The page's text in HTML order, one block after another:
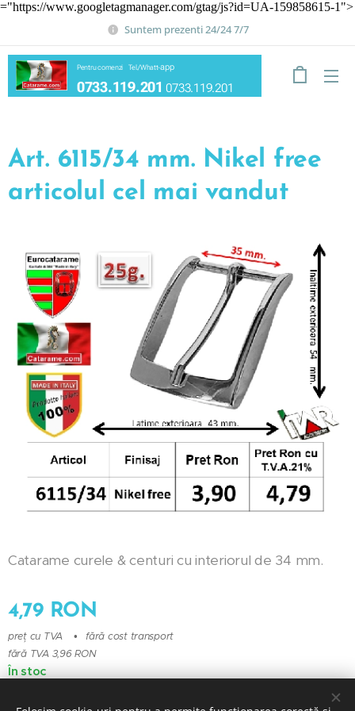
="https://www.googletagmanager.com/gtag/js?id=UA-159858615-1">
Suntem prezenti 24/24 7/7
Pentru comenzi Tel./Whatt-app
0733.119.201 0733.119.201
Art. 6115/34 mm. Nikel free
articolul cel mai vandut
Catarame curele & centuri cu interiorul de 34 mm.
4,79RON
preț cu TVA
fără cost transport
fără TVA 3,96 RON
În stoc